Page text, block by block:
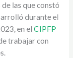
las que constó
durante el
en el CIPFP
trabajar con